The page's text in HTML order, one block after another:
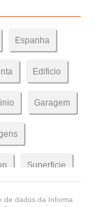
Espanha
Edificio
Garagem
Superficie
de dados da Informa